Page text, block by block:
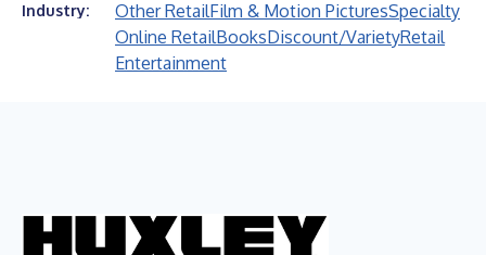
Industry: Other RetailFilm & Motion PicturesSpecialty
Online RetailBooksDiscount/VarietyRetail
Entertainment